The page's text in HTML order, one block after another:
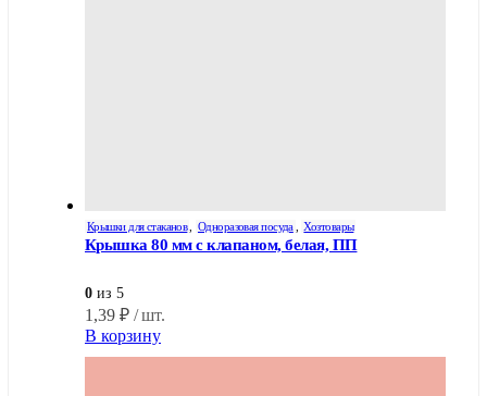
Крышки для стаканов Одноразовая посуда Хозтовары
Крышка 80 мм с клапаном, белая, ПП
0 из 5
1,39 ₽ / шт.
В корзину